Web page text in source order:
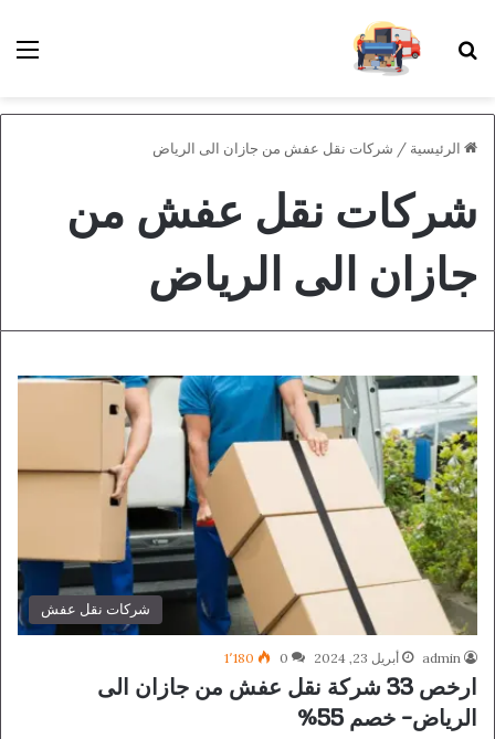
بحث عن
الرئيسية / شركات نقل عفش من جازان الى الرياض
شركات نقل عفش من
جازان الى الرياض
شركات نقل عفش
admin أبريل 23, 2024 0 1٬180
ارخص 33 شركة نقل عفش من جازان الى
الرياض- خصم 55%